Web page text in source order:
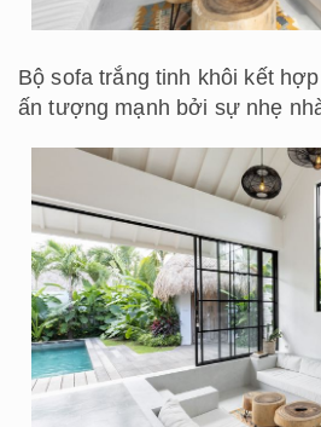
Bộ sofa trắng tinh khôi kết
ấn tượng mạnh bởi sự nhẹ